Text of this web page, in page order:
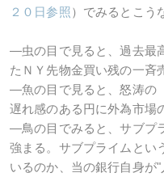
２０日参照）でみるとこう
―虫の目で見ると、過去最
たＮＹ先物金買い残の一斉
―魚の目で見ると、怒涛の
遅れ感のある円に外為市場
―鳥の目でみると、サブプ
強まる。サブプライムとい
いるのか、当の銀行自身が